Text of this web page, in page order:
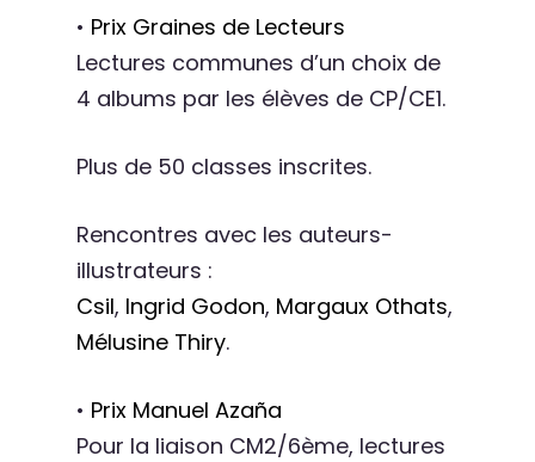
• Prix Graines de Lecteurs
Lectures communes d’un choix de
4 albums par les élèves de CP/CE1.
Plus de 50 classes inscrites.
Rencontres avec les auteurs-
illustrateurs :
Csil, Ingrid Godon, Margaux Othats,
Mélusine Thiry.
• Prix Manuel Azaña
Pour la liaison CM2/6ème, lectures